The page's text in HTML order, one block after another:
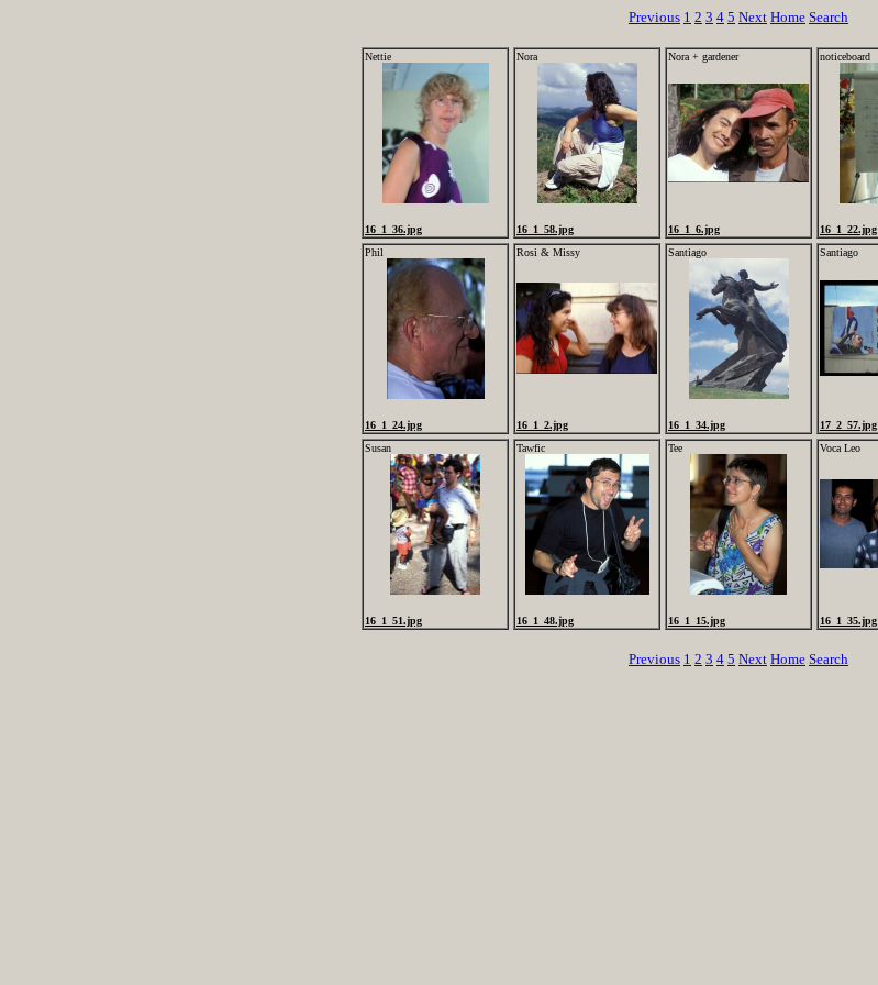
Previous 1 2 3 4 5 Next Home Search
Nettie
16_1_36.jpg
Nora
16_1_58.jpg
Nora + gardener
16_1_6.jpg
noticeboard
16_1_22.jpg
Phil
16_1_24.jpg
Rosi & Missy
16_1_2.jpg
Santiago
16_1_34.jpg
Santiago
17_2_57.jpg
Susan
16_1_51.jpg
Tawfic
16_1_48.jpg
Tee
16_1_15.jpg
Voca Leo
16_1_35.jpg
Previous 1 2 3 4 5 Next Home Search